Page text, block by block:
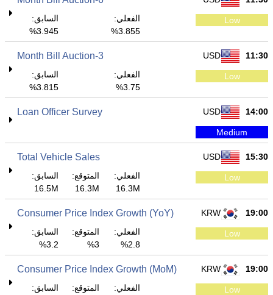
Low
الفعلي:
3.855%
السابق:
3.945%
11:30
USD
3-Month Bill Auction
Low
الفعلي:
3.75%
السابق:
3.815%
14:00
USD
Loan Officer Survey
Medium
15:30
USD
Total Vehicle Sales
Low
الفعلي:
16.3M
المتوقع:
16.3M
السابق:
16.5M
19:00
KRW
Consumer Price Index Growth (YoY)
Low
الفعلي:
2.8%
المتوقع:
3%
السابق:
3.2%
19:00
KRW
Consumer Price Index Growth (MoM)
Low
الفعلي:
المتوقع:
السابق: